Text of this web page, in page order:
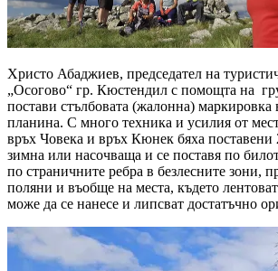
Христо Абаджиев, председател на
„Осогово“ гр. Кюстендил с помощта на
постави стълбовата (жалонна) маркировка
планина. С много техника и усилия от
връх Човека и връх Кюнек бяха поставени
зимна или насочваща и се поставя по
по страничните ребра в безлесните зони,
поляни и въобще на места, където
може да се нанесе и липсват достатъчно